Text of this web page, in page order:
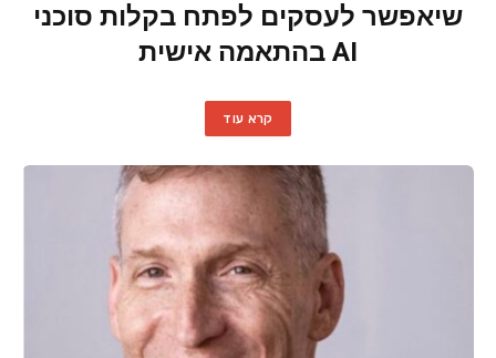
שיאפשר לעסקים לפתח בקלות סוכני
AI בהתאמה אישית
קרא עוד